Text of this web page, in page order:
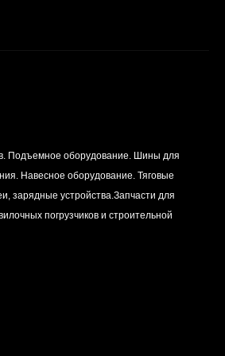
Вкладыш коренной (0,5)
(1шт - 1 половинка) для
двигателей
Цена по
запросу
Подъемное оборудование. Шины для
Навесное оборудование. Тяговые
зарядные устройства.Запчасти для
погрузчиков и строительной